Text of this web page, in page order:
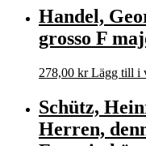
Handel,
grosso F
278,00 kr Lägg till i
Schütz,
Herren,